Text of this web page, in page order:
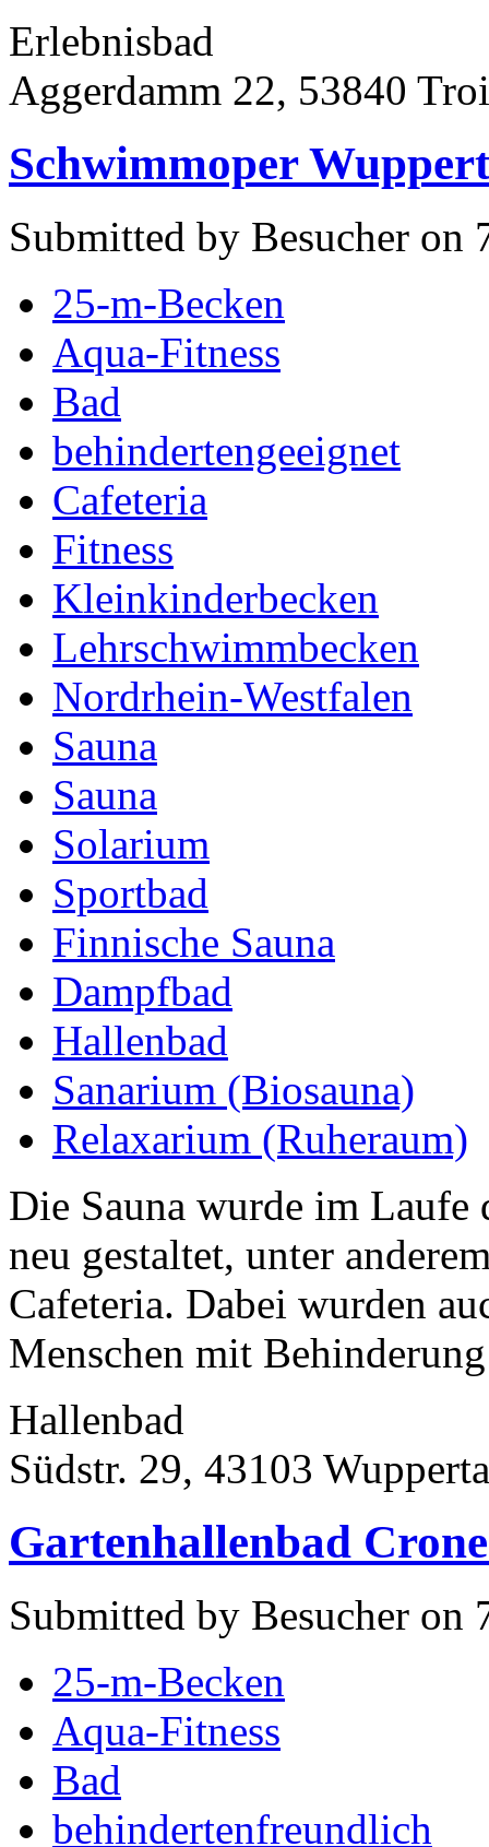
Erlebnisbad
Aggerdamm 22, 53840
Schwimmoper
Submitted by Besucher on
25-m-Becken
Aqua-Fitness
Bad
behindertengeeignet
Cafeteria
Fitness
Kleinkinderbecken
Lehrschwimmbecken
Nordrhein-Westfalen
Sauna
Sauna
Solarium
Sportbad
Finnische Sauna
Dampfbad
Hallenbad
Sanarium (Biosauna)
Relaxarium (Ruheraum)
Die Sauna wurde im Laufe
neu gestaltet, unter
Cafeteria. Dabei wurden
Menschen mit
Hallenbad
Südstr. 29, 43103
Gartenhallenbad
Submitted by Besucher on
25-m-Becken
Aqua-Fitness
Bad
behindertenfreundlich